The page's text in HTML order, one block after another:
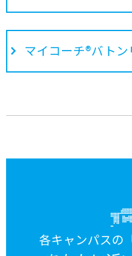
マイコーチ®バト
各キャンパスの